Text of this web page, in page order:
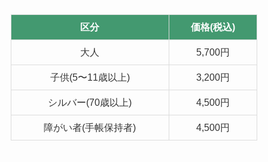
区分 価格(税込)
大人 5,700円
子供(5〜11歳以上) 3,200円
シルバー(70歳以上) 4,500円
障がい者(手帳保持者) 4,500円